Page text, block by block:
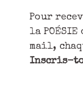
Pour
la
mail,
Inscris-